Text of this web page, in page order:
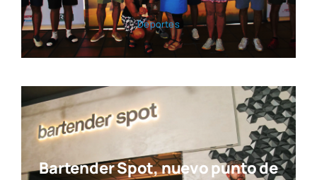
Depor­tes
Bartender Spot, nuevo punto de